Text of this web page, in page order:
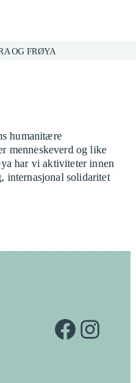
OG FRØYA
humanitære
menneskeverd og like
har vi aktiviteter innen
internasjonal solidaritet
Facebook Instagram